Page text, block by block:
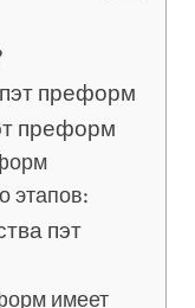
преформ
преформ
этапов:
пэт
имеет